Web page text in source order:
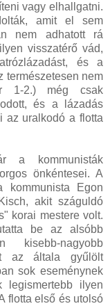
vagy elhallgatni.
amit el sem
nem adhatott rá
visszatérő vád,
és a
természetesen nem
1-2.) még csak
és a lázadás
az uralkodó a flotta
a kommunisták
önkéntesei. A
kommunista Egon
akit száguldó
korai mestere volt.
be az alsóbb
kisebb-nagyobb
az általa gyűlölt
sok eseménynek
ilyen
flotta első és utolsó